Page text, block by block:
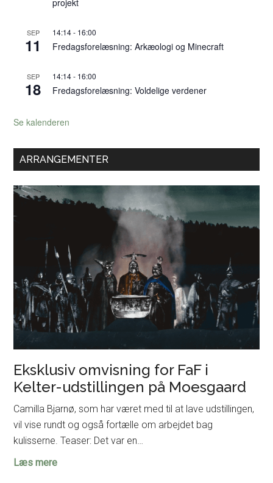
projekt
SEP
11
14:14- 16:00
Fredagsforelæsning: Arkæologi og Minecraft
SEP
18
14:14- 16:00
Fredagsforelæsning: Voldelige verdener
Se kalenderen
ARRANGEMENTER
Eksklusiv omvisning for FaF i
Kelter-udstillingen på Moesgaard
Camilla Bjarnø, som har været med til at lave udstillingen,
vil vise rundt og også fortælle om arbejdet bag
kulisserne. Teaser: Det var en…
Læs mereEksklusiv